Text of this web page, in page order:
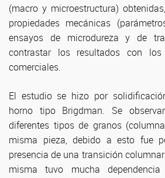
(macro y microestructura)
propiedades mecánicas
ensayos de microdureza y de
contrastar los resultados con
comerciales.
El estudio se hizo por
horno tipo Brigdman. Se
diferentes tipos de granos
misma pieza, debido a esto fue
presencia de una transición
misma tuvo mucha